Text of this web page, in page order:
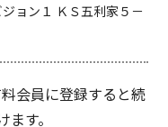
ョン１ ＫＳ五利家５－
会員に登録すると続
す。